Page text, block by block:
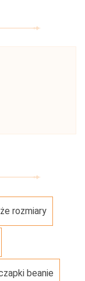
rozmiary
beanie